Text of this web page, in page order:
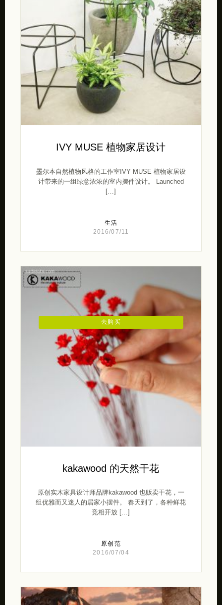
IVY MUSE 植物家居设计
墨尔本自然植物风格的工作室IVY MUSE 植物家居设
计带来的一组绿意浓浓的室内摆件设计。 Launched
[…]
生活
2016/07/11
去购买
kakawood 的天然干花
原创实木家具设计师品牌kakawood 也贩卖干花，一
组优雅而又迷人的居家小摆件。 春天到了，各种鲜花
竞相开放 […]
原创范
2016/07/04